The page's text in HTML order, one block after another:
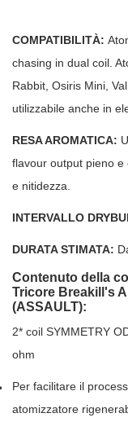
COMPATIBILITÀ:
chasing in dual coil.
Rabbit, Osiris Mini,
utilizzabile anche in
RESA AROMATICA:
flavour output pieno
e nitidezza.
INTERVALLO
DURATA STIMATA:
Contenuto della
Tricore Breakill's
(ASSAULT):
2* coil SYMMETRY
ohm
Per facilitare il
atomizzatore